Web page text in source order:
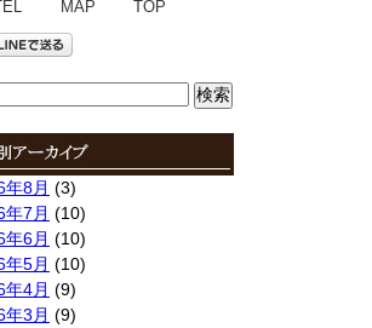
MAP TOP
年8月 (3)
年7月 (10)
年6月 (10)
年5月 (10)
年4月 (9)
年3月 (9)